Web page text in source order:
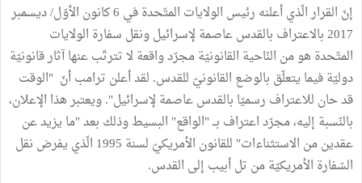
إنّ القرار الّذي أعلنه رئيس الولايات المتّحدة في 6 كانون الأوّل/ ديسمبر
2017 بالاعتراف بالقدس عاصمة لإسرائيل ونقل سفارة الولايات
المتّحدة هو من النّاحية القانونيّة مجرّد واقعة لا تترتّب عنها آثار قانونيّة
دوليّة فيما يتعلّق بالوضع القانونيّ للقدس. لقد أعلن ترامب أنّ "الوقت
قد حان للاعتراف رسميّا بالقدس عاصمة لإسرائيل". ويعتبر هذا الإعلان،
بالنّسبة إليه، مجرّد اعتراف بــ "الواقع" البسيط وذلك بعد "ما يزيد عن
عقدين من الاستثناءات" للقانون الأمريكيّ لسنة 1995 الّذي يفرض نقل
السّفارة الأمريكيّة من تل أبيب إلى القدس.